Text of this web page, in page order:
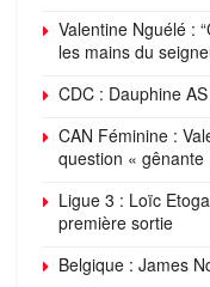
Valentine Nguélé :
les mains du
CDC : Dauphine
CAN Féminine :
question «
Ligue 3 : Loïc
première sortie
Belgique : James